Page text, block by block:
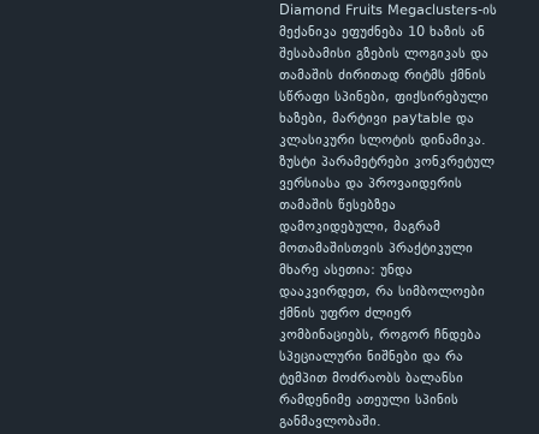
Diamond Fruits Megaclusters-ის
მექანიკა ეფუძნება 10 ხაზის ან
შესაბამისი გზების ლოგიკას და
თამაშის ძირითად რიტმს ქმნის
სწრაფი სპინები, ფიქსირებული
ხაზები, მარტივი paytable და
კლასიკური სლოტის დინამიკა.
ზუსტი პარამეტრები კონკრეტულ
ვერსიასა და პროვაიდერის
თამაშის წესებზეა
დამოკიდებული, მაგრამ
მოთამაშისთვის პრაქტიკული
მხარე ასეთია: უნდა
დააკვირდეთ, რა სიმბოლოები
ქმნის უფრო ძლიერ
კომბინაციებს, როგორ ჩნდება
სპეციალური ნიშნები და რა
ტემპით მოძრაობს ბალანსი
რამდენიმე ათეული სპინის
განმავლობაში.